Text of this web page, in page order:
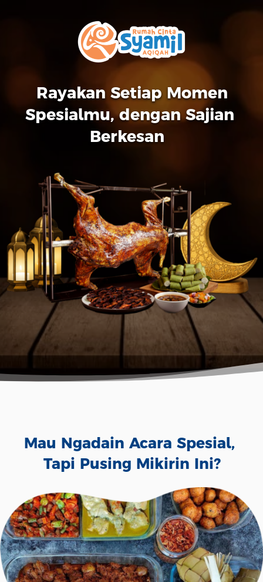
Rayakan Setiap Momen
Spesialmu, dengan Sajian
Berkesan
Mau Ngadain Acara Spesial,
Tapi Pusing Mikirin Ini?